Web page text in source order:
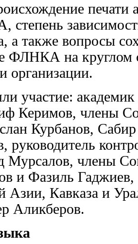
печати
а также вопросы
ФЛНКА на круглом
организации.
участие:
Керимов, члены
Курбанов,
руководитель
Мурсалов, члены
и Фазиль Гаджиев,
Азии, Кавказа и
Аликберов.